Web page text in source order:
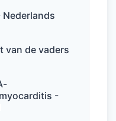
van de vaders
-